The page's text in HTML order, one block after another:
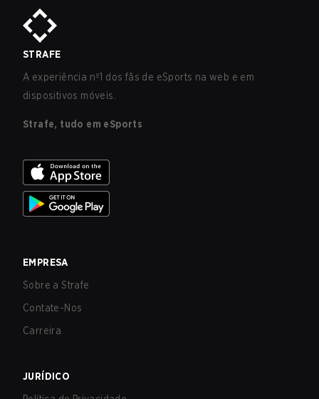
STRAFE
A experiência nº1 dos fãs de eSports na web e em
dispositivos móveis.
Strafe, tudo em eSports
EMPRESA
Sobre a Strafe
Contate-Nos
Carreira
JURÍDICO